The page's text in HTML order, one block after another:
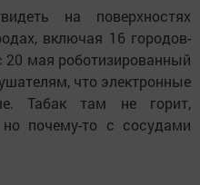
на поверхностях
включая 16 городов-
20 мая роботизированный
что электронные
Табак там не горит,
но почему-то с сосудами